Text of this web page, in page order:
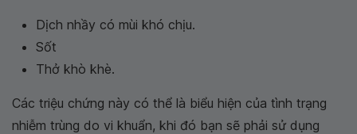
Dịch nhầy có mùi khó chịu.
Sốt
Thở khò khè.
Các triệu chứng này có thể là biểu hiện của tình trạng
nhiễm trùng do vi khuẩn, khi đó bạn sẽ phải sử dụng